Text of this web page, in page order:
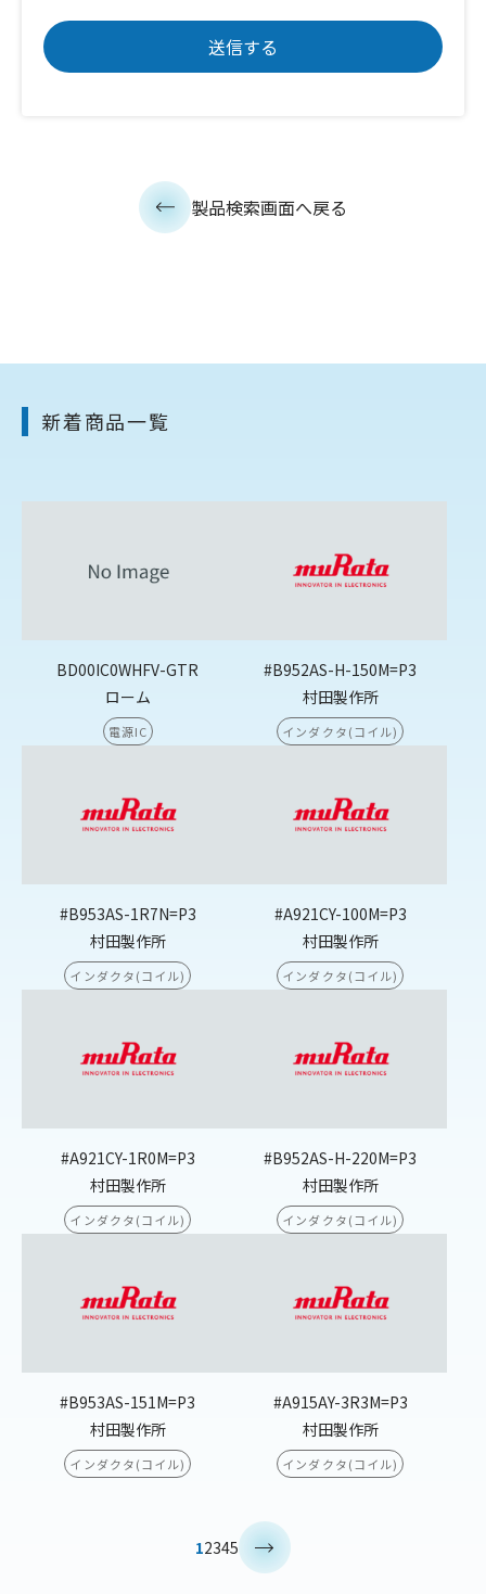
製品検索画面へ戻る
新着商品一覧
BD00IC0WHFV-GTR
ローム
電源IC
#B952AS-H-150M=P3
村田製作所
インダクタ(コイル)
#B953AS-1R7N=P3
村田製作所
インダクタ(コイル)
#A921CY-100M=P3
村田製作所
インダクタ(コイル)
#A921CY-1R0M=P3
村田製作所
インダクタ(コイル)
#B952AS-H-220M=P3
村田製作所
インダクタ(コイル)
#B953AS-151M=P3
村田製作所
インダクタ(コイル)
#A915AY-3R3M=P3
村田製作所
インダクタ(コイル)
12345